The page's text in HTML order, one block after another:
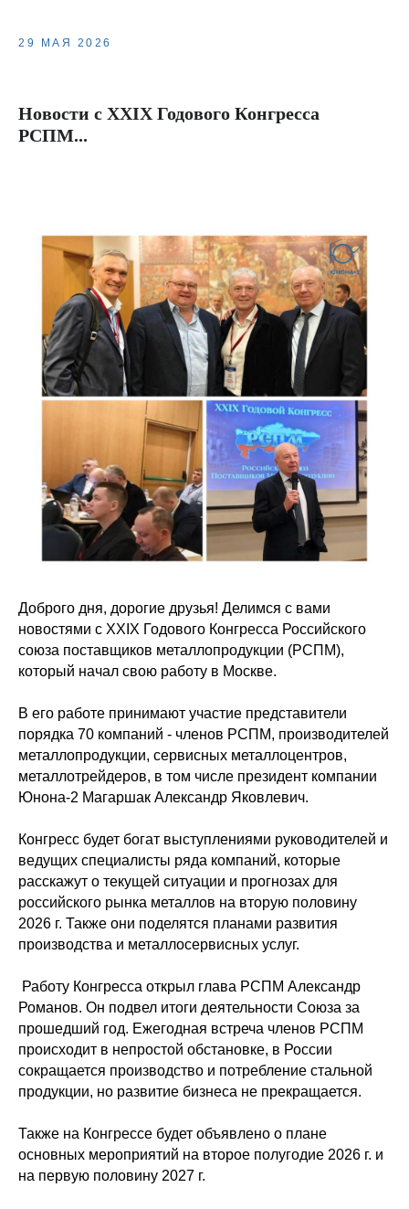
29 МАЯ 2026
Новости с XXIX Годового Конгресса
РСПМ...
Доброго дня, дорогие друзья! Делимся с вами
новостями с XXIX Годового Конгресса Российского
союза поставщиков металлопродукции (РСПМ),
который начал свою работу в Москве.
В его работе принимают участие представители
порядка 70 компаний - членов РСПМ, производителей
металлопродукции, сервисных металлоцентров,
металлотрейдеров, в том числе президент компании
Юнона-2 Магаршак Александр Яковлевич.
Конгресс будет богат выступлениями руководителей и
ведущих специалисты ряда компаний, которые
расскажут о текущей ситуации и прогнозах для
российского рынка металлов на вторую половину
2026 г. Также они поделятся планами развития
производства и металлосервисных услуг.
Работу Конгресса открыл глава РСПМ Александр
Романов. Он подвел итоги деятельности Союза за
прошедший год. Ежегодная встреча членов РСПМ
происходит в непростой обстановке, в России
сокращается производство и потребление стальной
продукции, но развитие бизнеса не прекращается.
Также на Конгрессе будет объявлено о плане
основных мероприятий на второе полугодие 2026 г. и
на первую половину 2027 г.